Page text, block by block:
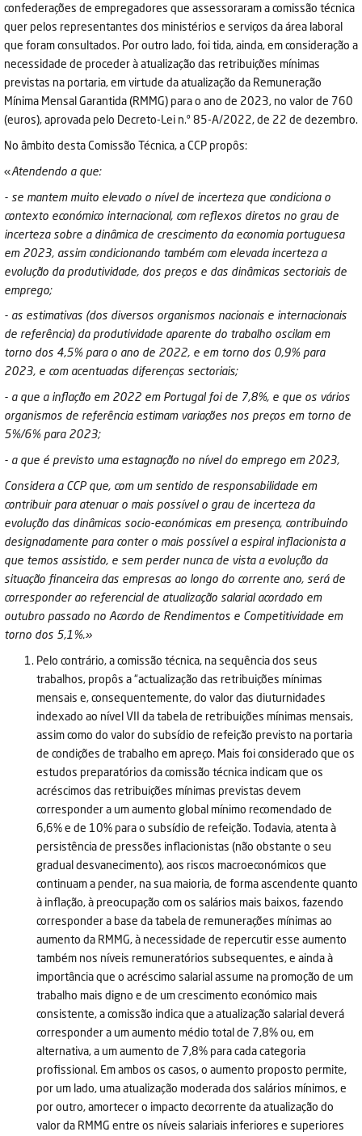
confederações de empregadores que assessoraram a comissão técnica
quer pelos representantes dos ministérios e serviços da área laboral
que foram consultados. Por outro lado, foi tida, ainda, em consideração a
necessidade de proceder à atualização das retribuições mínimas
previstas na portaria, em virtude da atualização da Remuneração
Mínima Mensal Garantida (RMMG) para o ano de 2023, no valor de 760
(euros), aprovada pelo Decreto-Lei n.º 85-A/2022, de 22 de dezembro.
No âmbito desta Comissão Técnica, a CCP propôs:
«Atendendo a que:
- se mantem muito elevado o nível de incerteza que condiciona o
contexto económico internacional, com reflexos diretos no grau de
incerteza sobre a dinâmica de crescimento da economia portuguesa
em 2023, assim condicionando também com elevada incerteza a
evolução da produtividade, dos preços e das dinâmicas sectoriais de
emprego;
- as estimativas (dos diversos organismos nacionais e internacionais
de referência) da produtividade aparente do trabalho oscilam em
torno dos 4,5% para o ano de 2022, e em torno dos 0,9% para
2023, e com acentuadas diferenças sectoriais;
- a que a inflação em 2022 em Portugal foi de 7,8%, e que os vários
organismos de referência estimam variações nos preços em torno de
5%/6% para 2023;
- a que é previsto uma estagnação no nível do emprego em 2023,
Considera a CCP que, com um sentido de responsabilidade em
contribuir para atenuar o mais possível o grau de incerteza da
evolução das dinâmicas socio-económicas em presença, contribuindo
designadamente para conter o mais possível a espiral inflacionista a
que temos assistido, e sem perder nunca de vista a evolução da
situação financeira das empresas ao longo do corrente ano, será de
corresponder ao referencial de atualização salarial acordado em
outubro passado no Acordo de Rendimentos e Competitividade em
torno dos 5,1%.»
Pelo contrário, a comissão técnica, na sequência dos seus
trabalhos, propôs a “actualização das retribuições mínimas
mensais e, consequentemente, do valor das diuturnidades
indexado ao nível VII da tabela de retribuições mínimas mensais,
assim como do valor do subsídio de refeição previsto na portaria
de condições de trabalho em apreço. Mais foi considerado que os
estudos preparatórios da comissão técnica indicam que os
acréscimos das retribuições mínimas previstas devem
corresponder a um aumento global mínimo recomendado de
6,6% e de 10% para o subsídio de refeição. Todavia, atenta à
persistência de pressões inflacionistas (não obstante o seu
gradual desvanecimento), aos riscos macroeconómicos que
continuam a pender, na sua maioria, de forma ascendente quanto
à inflação, à preocupação com os salários mais baixos, fazendo
corresponder a base da tabela de remunerações mínimas ao
aumento da RMMG, à necessidade de repercutir esse aumento
também nos níveis remuneratórios subsequentes, e ainda à
importância que o acréscimo salarial assume na promoção de um
trabalho mais digno e de um crescimento económico mais
consistente, a comissão indica que a atualização salarial deverá
corresponder a um aumento médio total de 7,8% ou, em
alternativa, a um aumento de 7,8% para cada categoria
profissional. Em ambos os casos, o aumento proposto permite,
por um lado, uma atualização moderada dos salários mínimos, e
por outro, amortecer o impacto decorrente da atualização do
valor da RMMG entre os níveis salariais inferiores e superiores